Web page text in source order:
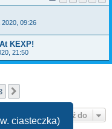
ciasteczka)
2020, 09:26
KEXP!
21:50
Przejdź do